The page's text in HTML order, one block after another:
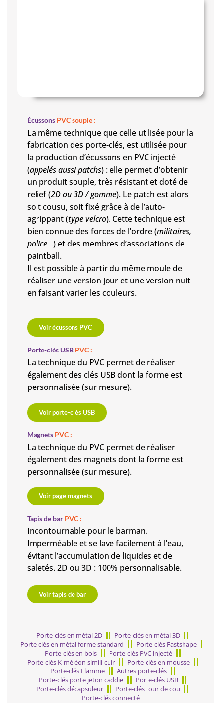
Écussons PVC souple :
La même technique que celle utilisée pour la
fabrication des porte-clés, est utilisée pour
la production d’écussons en PVC injecté
(appelés aussi patchs) : elle permet d’obtenir
un produit souple, très résistant et doté de
relief (2D ou 3D / gomme). Le patch est alors
soit cousu, soit fixé grâce à de l’auto-
agrippant (type velcro). Cette technique est
bien connue des forces de l’ordre (militaires,
police…) et des membres d’associations de
paintball.
Il est possible à partir du même moule de
réaliser une version jour et une version nuit
en faisant varier les couleurs.
Voir écussons PVC
Porte-clés USB PVC :
La technique du PVC permet de réaliser
également des clés USB dont la forme est
personnalisée (sur mesure).
Voir porte-clés USB
Magnets PVC :
La technique du PVC permet de réaliser
également des magnets dont la forme est
personnalisée (sur mesure).
Voir page magnets
Tapis de bar PVC :
Incontournable pour le barman.
Imperméable et se lave facilement à l’eau,
évitant l’accumulation de liquides et de
saletés. 2D ou 3D : 100% personnalisable.
Voir tapis de bar
Porte-clés en métal 2D
Porte-clés en métal 3D
Porte-clés en métal forme standard
Porte-clés Fastshape
Porte-clés en bois
Porte-clés PVC injecté
Porte-clés K-méléon simili-cuir
Porte-clés en mousse
Porte-clés Flamme
Autres porte-clés
Porte-clés porte jeton caddie
Porte-clés USB
Porte-clés décapsuleur
Porte-clés tour de cou
Porte-clés connecté